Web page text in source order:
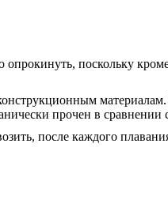
поскольку
прочен в сравнении
после каждого